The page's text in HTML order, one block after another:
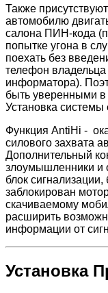
Также
автомобилю
салона ПИН-кода
попытке угона в
поехать без
телефон владельца
информатора).
быть уверенными в
Установка
Функция AntiHi -
силового захвата
Дополнительный
злоумышленники и
блок
заблокирован
скачиваемому
расширить
информации от
Установка